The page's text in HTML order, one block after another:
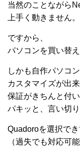
当然のことながら
上手く動きません。
ですから、
パソコンを買い替
しかも自作パソコ
カスタマイズが出来
保証がきちんと付
パキッと、言い切り
Quadoroを選択でき
（過失でも対応可能